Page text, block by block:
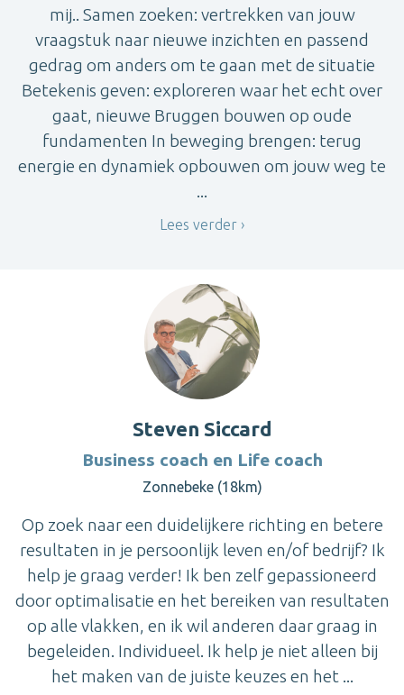
mij.. Samen zoeken: vertrekken van jouw
vraagstuk naar nieuwe inzichten en passend
gedrag om anders om te gaan met de situatie
Betekenis geven: exploreren waar het echt over
gaat, nieuwe Bruggen bouwen op oude
fundamenten In beweging brengen: terug
energie en dynamiek opbouwen om jouw weg te
...
Lees verder
Steven Siccard
Business coach en Life coach
Zonnebeke (18km)
Op zoek naar een duidelijkere richting en betere
resultaten in je persoonlijk leven en/of bedrijf? Ik
help je graag verder! Ik ben zelf gepassioneerd
door optimalisatie en het bereiken van resultaten
op alle vlakken, en ik wil anderen daar graag in
begeleiden. Individueel. Ik help je niet alleen bij
het maken van de juiste keuzes en het ...